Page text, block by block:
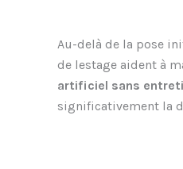
Au-delà de la pose
de lestage aident à
artificiel sans
significativement la